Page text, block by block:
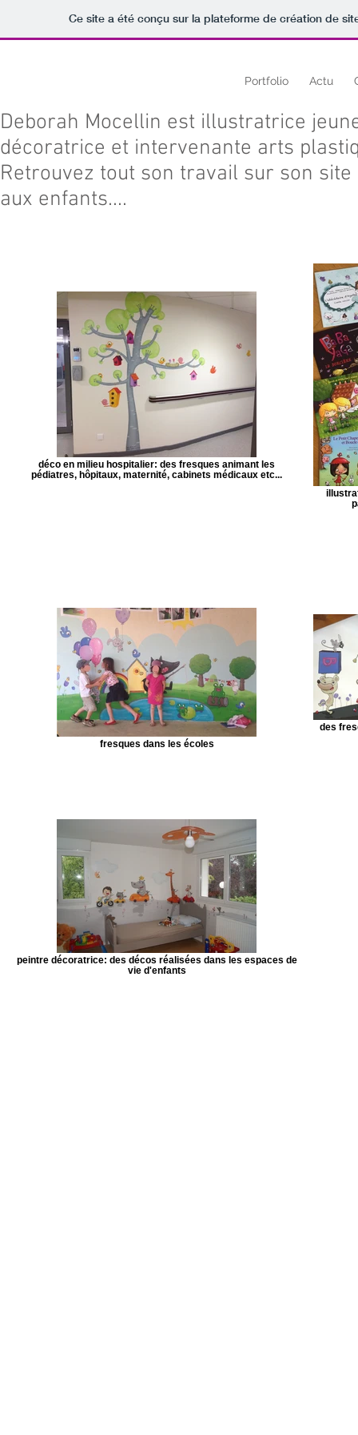
Ce site a été conçu sur la plateforme de création de
Portfolio Actu
Deborah Mocellin est illustratrice
décoratrice et intervenante arts
Retrouvez tout son travail sur son
aux enfants....
déco en milieu hospitalier: des fresques animant les
pédiatres, hôpitaux, maternité, cabinets médicaux etc...
fresques dans les écoles
des
peintre décoratrice: des décos réalisées dans les espaces de
vie d'enfants